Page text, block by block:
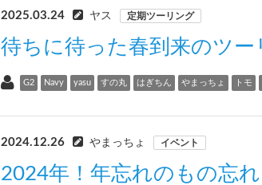
2025.03.24 ヤス 定期ツーリング
待ちに待った春到来のツー
G2 Navy yasu すの丸 はぎちん やまっちょ トモ
2024.12.26 やまっちょ イベント
2024年！年忘れのもの忘れ